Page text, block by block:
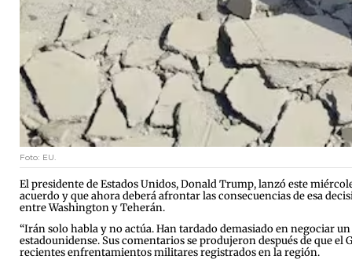
Foto: EU.
El presidente de Estados Unidos, Donald Trump, lanzó este
acuerdo y que ahora deberá afrontar las consecuencias de esa
entre Washington y Teherán.
“Irán solo habla y no actúa. Han tardado demasiado en negociar
estadounidense. Sus comentarios se produjeron después de que
recientes enfrentamientos militares registrados en la región.